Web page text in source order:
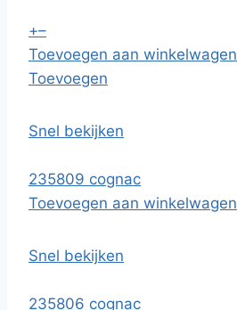
+–
Toevoegen aan winkelwagen
Toevoegen
Snel bekijken
235809 cognac
Toevoegen aan winkelwagen
Snel bekijken
235806 cognac